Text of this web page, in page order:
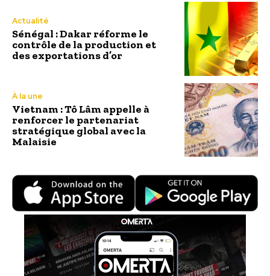
Actualité
Sénégal : Dakar réforme le
contrôle de la production et
des exportations d’or
À la une
Vietnam : Tô Lâm appelle à
renforcer le partenariat
stratégique global avec la
Malaisie